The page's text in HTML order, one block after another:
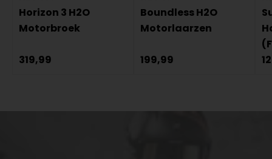
Horizon 3 H2O
Motorbroek
319,99
Boundless H2O
Motorlaarzen
199,99